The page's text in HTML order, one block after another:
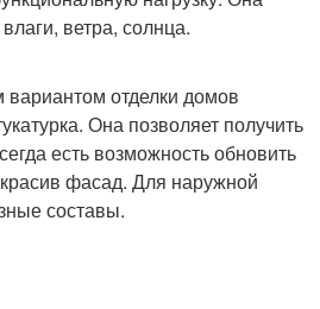
ветра, солнца.
отделки домов
Она позволяет получить
есть возможность обновить
фасад. Для наружной
составы.